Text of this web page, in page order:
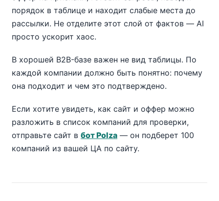
порядок в таблице и находит слабые места до
рассылки. Не отделите этот слой от фактов — AI
просто ускорит хаос.
В хорошей B2B-базе важен не вид таблицы. По
каждой компании должно быть понятно: почему
она подходит и чем это подтверждено.
Если хотите увидеть, как сайт и оффер можно
разложить в список компаний для проверки,
отправьте сайт в бот Polza — он подберет 100
компаний из вашей ЦА по сайту.